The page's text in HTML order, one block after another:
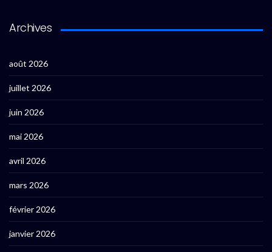
Archives
août 2026
juillet 2026
juin 2026
mai 2026
avril 2026
mars 2026
février 2026
janvier 2026